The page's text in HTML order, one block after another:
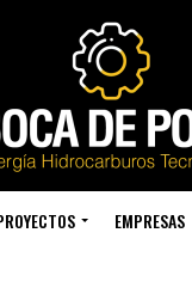
EMPRESAS